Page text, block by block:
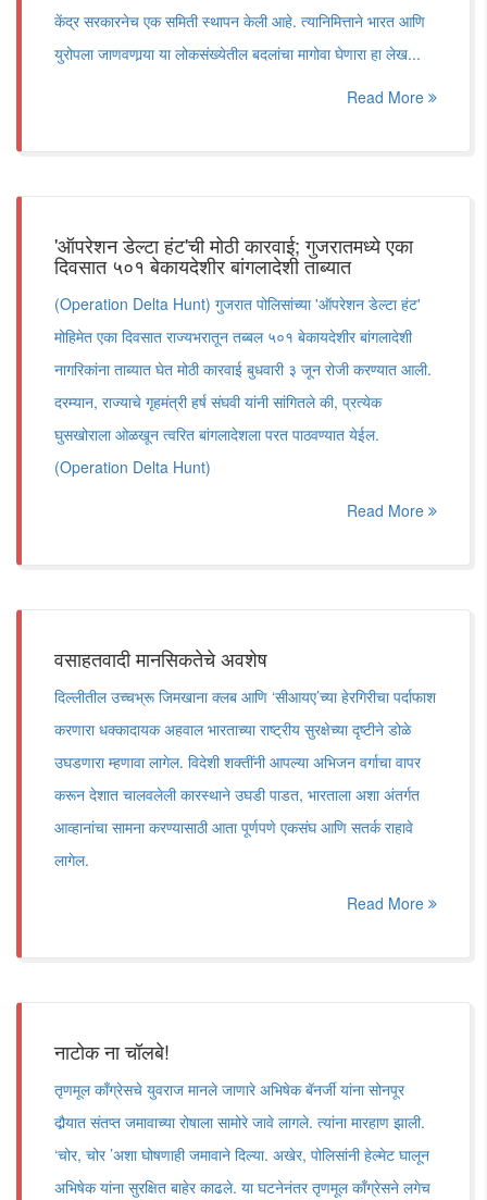
केंद्र सरकारनेच एक समिती स्थापन केली आहे. त्यानिमित्ताने भारत आणि
युरोपला जाणवणार्‍या या लोकसंख्येतील बदलांचा मागोवा घेणारा हा लेख...
Read More
'ऑपरेशन डेल्टा हंट'ची मोठी कारवाई; गुजरातमध्ये एका
दिवसात ५०१ बेकायदेशीर बांगलादेशी ताब्यात
(Operation Delta Hunt) गुजरात पोलिसांच्या 'ऑपरेशन डेल्टा हंट'
मोहिमेत एका दिवसात राज्यभरातून तब्बल ५०१ बेकायदेशीर बांगलादेशी
नागरिकांना ताब्यात घेत मोठी कारवाई बुधवारी ३ जून रोजी करण्यात आली.
दरम्यान, राज्याचे गृहमंत्री हर्ष संघवी यांनी सांगितले की, प्रत्येक
घुसखोराला ओळखून त्वरित बांगलादेशला परत पाठवण्यात येईल.
(Operation Delta Hunt)
Read More
वसाहतवादी मानसिकतेचे अवशेष
दिल्लीतील उच्चभ्रू जिमखाना क्लब आणि ‌‘सीआयए‌’च्या हेरगिरीचा पर्दाफाश
करणारा धक्कादायक अहवाल भारताच्या राष्ट्रीय सुरक्षेच्या दृष्टीने डोळे
उघडणारा म्हणावा लागेल. विदेशी शक्तींनी आपल्या अभिजन वर्गाचा वापर
करून देशात चालवलेली कारस्थाने उघडी पाडत, भारताला अशा अंतर्गत
आव्हानांचा सामना करण्यासाठी आता पूर्णपणे एकसंघ आणि सतर्क राहावे
लागेल.
Read More
नाटोक ना चॉलबे!
तृणमूल काँग्रेसचे युवराज मानले जाणारे अभिषेक बॅनर्जी यांना सोनपूर
दौर्‍यात संतप्त जमावाच्या रोषाला सामोरे जावे लागले. त्यांना मारहाण झाली.
‘चोर, चोर ’अशा घोषणाही जमावाने दिल्या. अखेर, पोलिसांनी हेल्मेट घालून
अभिषेक यांना सुरक्षित बाहेर काढले. या घटनेनंतर तृणमूल काँग्रेसने लगेच